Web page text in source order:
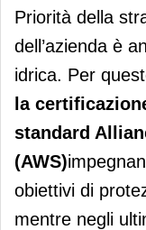
Priorità della
dell’azienda è
idrica. Per
la
standard
(AWS)
obiettivi di
mentre negli